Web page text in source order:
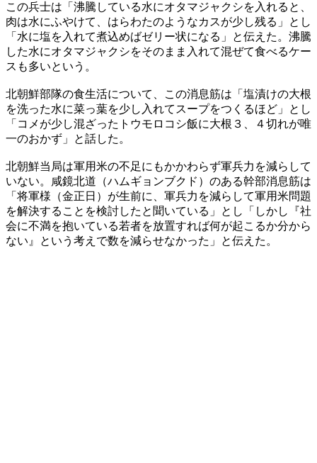
この兵士は「沸騰している水にオタマジャクシを入れると、
肉は水にふやけて、はらわたのようなカスが少し残る」とし
「水に塩を入れて煮込めばゼリー状になる」と伝えた。沸騰
した水にオタマジャクシをそのまま入れて混ぜて食べるケー
スも多いという。
北朝鮮部隊の食生活について、この消息筋は「塩漬けの大根
を洗った水に菜っ葉を少し入れてスープをつくるほど」とし
「コメが少し混ざったトウモロコシ飯に大根３、４切れが唯
一のおかず」と話した。
北朝鮮当局は軍用米の不足にもかかわらず軍兵力を減らして
いない。咸鏡北道（ハムギョンブクド）のある幹部消息筋は
「将軍様（金正日）が生前に、軍兵力を減らして軍用米問題
を解決することを検討したと聞いている」とし「しかし『社
会に不満を抱いている若者を放置すれば何が起こるか分から
ない』という考えで数を減らせなかった」と伝えた。